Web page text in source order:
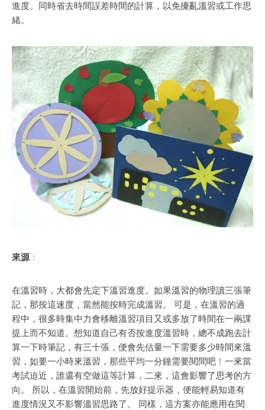
進度。同時省去時間誤差時間的計算，以免擾亂溫習或工作思
緒。
來源﹕
在溫習時，大都會先定下溫習進度。如果溫習的物理讀三張筆
記，那按這速度，當然能按時完成溫習。 可是，在溫習的過
程中，很多時集中力會移離溫習項目又或多放了時間在一兩課
提上而不知道。想知道自己有否按進度溫習時，總不成跑去計
算一下時筆記，有三十張，便會先估量一下需要多少時間來溫
習，如要一小時來溫習，那些平均一分鐘需要閱間吧﹗一來當
考試迫近，誰還有空做這等計算，二來，這會影響了思考的方
向。 所以，在溫習開始前，先放好提示器，便能輕易知道有
進度情況又不影響溫習思路了。 同樣，這方案亦能應用在閱